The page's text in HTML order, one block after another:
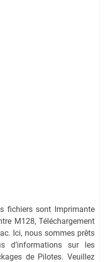
fichiers sont Imprimante
M128, Téléchargement
Ici, nous sommes prêts
d’informations sur les
de Pilotes. Veuillez